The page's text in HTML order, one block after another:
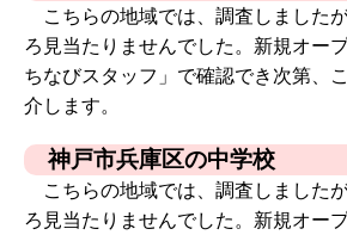
こちらの地域では、調査しました
ろ見当たりませんでした。新規オー
ちなびスタッフ」で確認でき次第、
介します。
神戸市兵庫区の中学校
こちらの地域では、調査しました
ろ見当たりませんでした。新規オー